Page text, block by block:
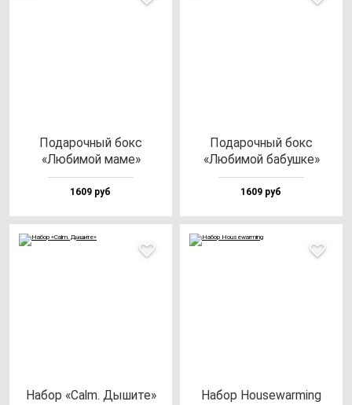
Пода­роч­ный бокс
«Люби­мой ма­ме»
1609 руб
Пода­роч­ный бокс
«Люби­мой ба­буш­ке»
1609 руб
Набор «Calm. Дыши­те» Набор House­war­ming